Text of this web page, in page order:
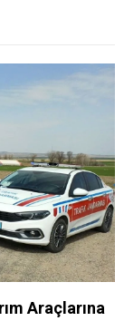
Araçlarına